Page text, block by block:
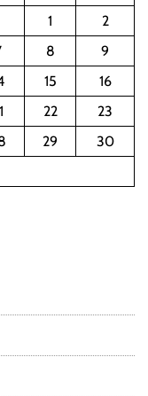
1
2
8
9
15
16
22
23
29
30